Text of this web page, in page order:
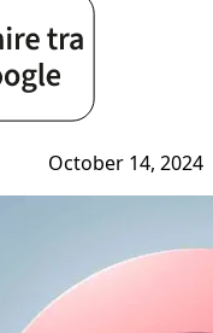
October 14, 2024